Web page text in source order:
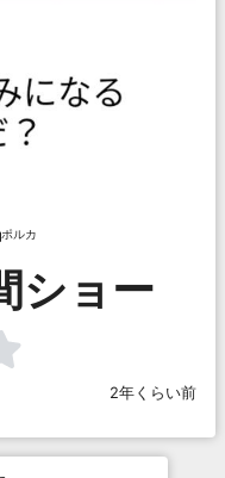
ポルカ
ショー
2年くらい前